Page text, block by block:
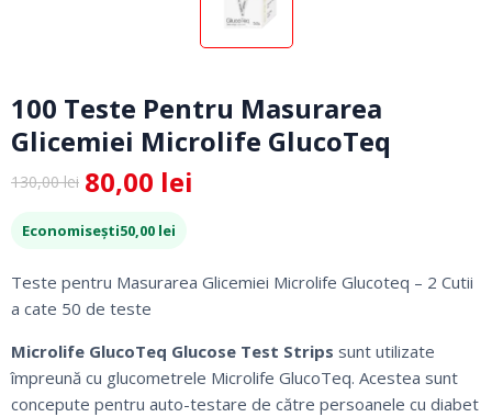
100 Teste Pentru Masurarea
Glicemiei Microlife GlucoTeq
130,00lei
Prețul
inițial
a
fost:
130,00 lei.
80,00 lei
Prețul
curent
este:
80,00 lei.
Economisești50,00 lei
Teste pentru Masurarea Glicemiei Microlife Glucoteq – 2 Cutii
a cate 50 de teste
Microlife GlucoTeq Glucose Test Strips sunt utilizate
împreună cu glucometrele Microlife GlucoTeq. Acestea sunt
concepute pentru auto-testare de către persoanele cu diabet